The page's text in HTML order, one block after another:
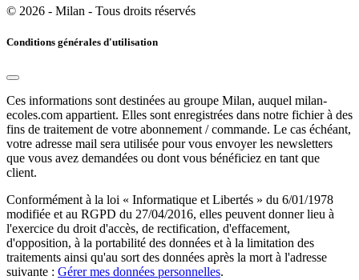
© 2026 - Milan - Tous droits réservés
Conditions générales d'utilisation
Ces informations sont destinées au groupe Milan, auquel milan-
ecoles.com appartient. Elles sont enregistrées dans notre fichier à des
fins de traitement de votre abonnement / commande. Le cas échéant,
votre adresse mail sera utilisée pour vous envoyer les newsletters
que vous avez demandées ou dont vous bénéficiez en tant que
client.
Conformément à la loi « Informatique et Libertés » du 6/01/1978
modifiée et au RGPD du 27/04/2016, elles peuvent donner lieu à
l'exercice du droit d'accès, de rectification, d'effacement,
d'opposition, à la portabilité des données et à la limitation des
traitements ainsi qu'au sort des données après la mort à l'adresse
suivante : Gérer mes données personnelles.